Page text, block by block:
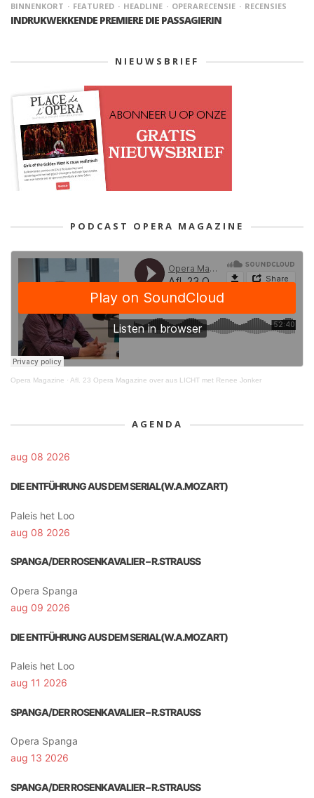
BINNENKORT FEATURED HEADLINE OPERARECENSIE RECENSIES
INDRUKWEKKENDE PREMIERE DIE PASSAGIERIN
NIEUWSBRIEF
PODCAST OPERA MAGAZINE
Opera Magazine · Afl. 23 Opera Magazine over aus LICHT met Renee Jonker
AGENDA
aug 08 2026
DIE ENTFÜHRUNG AUS DEM SERIAL(W.A.MOZART)
Paleis het Loo
aug 08 2026
SPANGA/DER ROSENKAVALIER – R.STRAUSS
Opera Spanga
aug 09 2026
DIE ENTFÜHRUNG AUS DEM SERIAL(W.A.MOZART)
Paleis het Loo
aug 11 2026
SPANGA/DER ROSENKAVALIER – R.STRAUSS
Opera Spanga
aug 13 2026
SPANGA/DER ROSENKAVALIER – R.STRAUSS